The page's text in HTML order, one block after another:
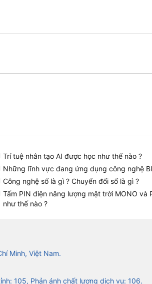
Trí tuệ nhân tạo AI được học như thế nào ?
Những lĩnh vực đang ứng dụng công nghệ
Công nghệ số là gì ? Chuyển đổi số là gì ?
Tấm PIN điện năng lượng mặt trời MONO và
như thế nào ?
Minh, Việt Nam.
105, Phản ánh chất lượng dịch vụ: 106.